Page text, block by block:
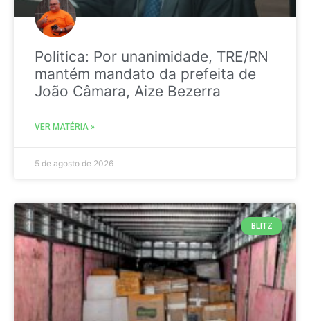
Politica: Por unanimidade, TRE/RN
mantém mandato da prefeita de
João Câmara, Aize Bezerra
VER MATÉRIA »
5 de agosto de 2026
BLITZ